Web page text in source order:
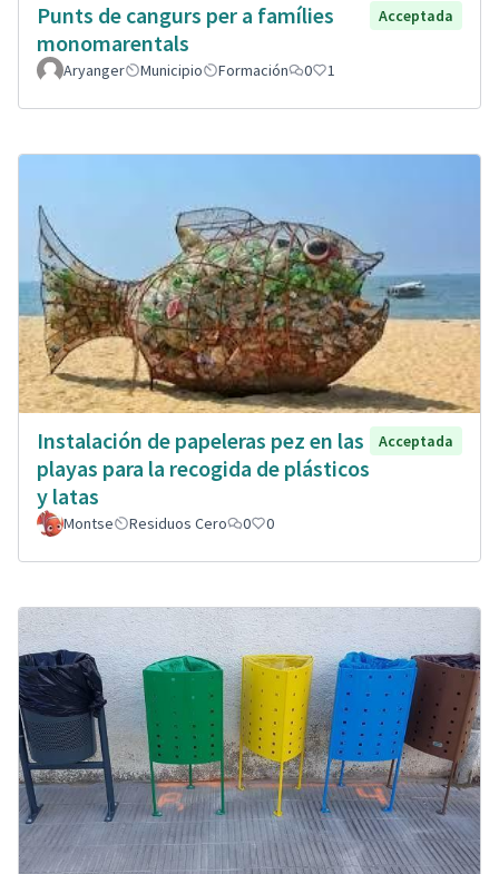
Punts de cangurs per a famílies
monomarentals
Acceptada
Aryanger Municipio Formación 0 1
Instalación de papeleras pez en las
playas para la recogida de plásticos
y latas
Acceptada
Montse Residuos Cero 0 0